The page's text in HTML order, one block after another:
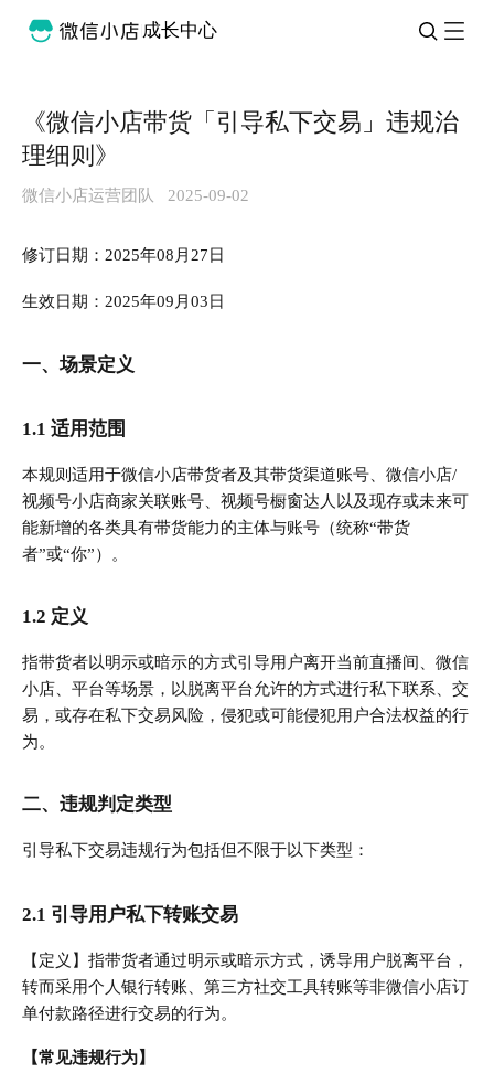
成长中心
《微信小店带货「引导私下交易」违规治
理细则》
微信小店运营团队 2025-09-02
修订日期：2025年08月27日
生效日期：2025年09月03日
一、场景定义
1.1 适用范围
本规则适用于微信小店带货者及其带货渠道账号、微信小店/
视频号小店商家关联账号、视频号橱窗达人以及现存或未来可
能新增的各类具有带货能力的主体与账号（统称“带货
者”或“你”）。
1.2 定义
指带货者以明示或暗示的方式引导用户离开当前直播间、微信
小店、平台等场景，以脱离平台允许的方式进行私下联系、交
易，或存在私下交易风险，侵犯或可能侵犯用户合法权益的行
为。
二、违规判定类型
引导私下交易违规行为包括但不限于以下类型：
2.1 引导用户私下转账交易
【定义】指带货者通过明示或暗示方式，诱导用户脱离平台，
转而采用个人银行转账、第三方社交工具转账等非微信小店订
单付款路径进行交易的行为。
【常见违规行为】